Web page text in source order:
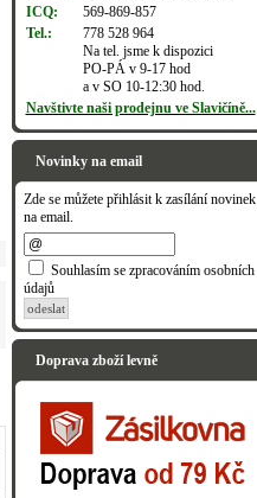
ICQ:
569-869-857
Tel.:
778 528 964
Na tel. jsme k dispozici
PO-PÁ v 9-17 hod
a v SO 10-12:30 hod.
Navštivte naši prodejnu ve Slavičíně...
Novinky na email
Zde se můžete přihlásit k zasílání novinek
na email.
Souhlasím se zpracováním osobních
údajů
odeslat
Doprava zboží levně